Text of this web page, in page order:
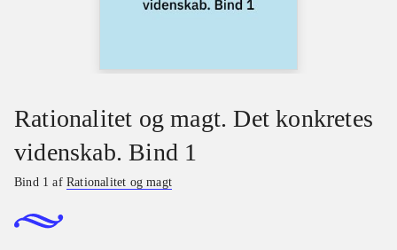
Rationalitet og magt. Det konkretes
videnskab. Bind 1
Bind 1 afRationalitet og magt